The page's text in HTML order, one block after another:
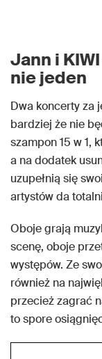
Jann i
nie jeden
Dwa koncerty za
bardziej że nie
szampon 15 w 1,
a na dodatek
uzupełnią się
artystów da
Oboje grają
scenę, oboje
występów. Ze
również na
przecież zagrać
to spore